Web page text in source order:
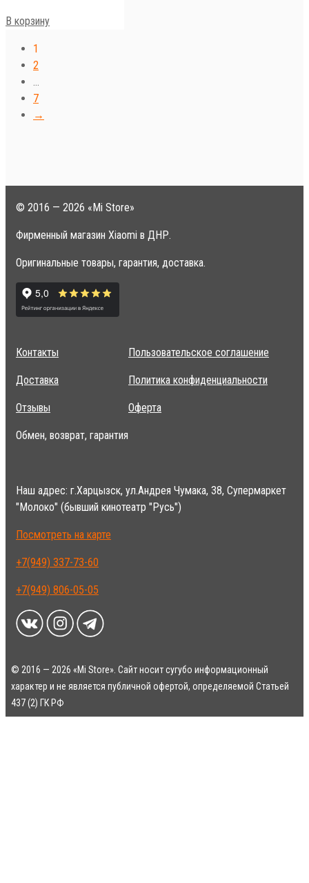
В корзину
1
2
7
→
© 2016 — 2026 «Mi Store»
Фирменный магазин Xiaomi в ДНР.
Оригинальные товары, гарантия, доставка.
Контакты
Доставка
Отзывы
Обмен, возврат, гарантия
Пользовательское соглашение
Политика конфиденциальности
Оферта
Наш адрес: г.Харцызск, ул.Андрея Чумака, 38, Супермаркет
"Молоко" (бывший кинотеатр "Русь")
Посмотреть на карте
+7(949) 337-73-60
+7(949) 806-05-05
© 2016 — 2026 «Mi Store». Сайт носит сугубо информационный
характер и не является публичной офертой, определяемой Статьей
437 (2) ГК РФ